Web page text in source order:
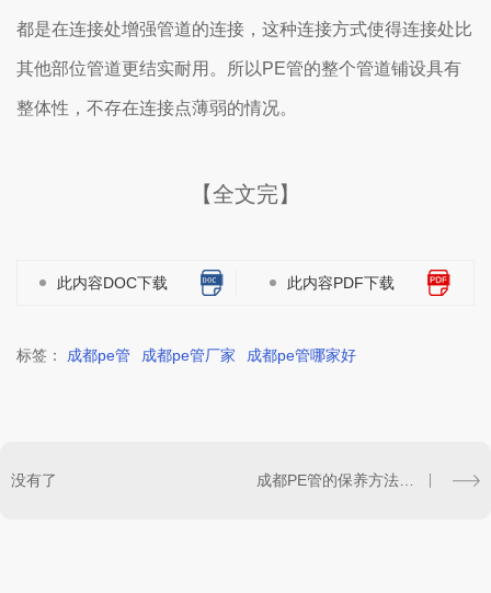
都是在连接处增强管道的连接，这种连接方式使得连接处比
其他部位管道更结实耐用。所以PE管的整个管道铺设具有
整体性，不存在连接点薄弱的情况。
【全文完】
此内容DOC下载 此内容PDF下载
标签： 成都pe管 成都pe管厂家 成都pe管哪家好
没有了